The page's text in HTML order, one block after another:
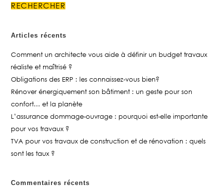
RECHERCHER
Articles récents
Comment un architecte vous aide à définir un budget travaux
réaliste et maîtrisé ?
Obligations des ERP : les connaissez-vous bien?
Rénover énergiquement son bâtiment : un geste pour son
confort… et la planète
L’assurance dommage-ouvrage : pourquoi est-elle importante
pour vos travaux ?
TVA pour vos travaux de construction et de rénovation : quels
sont les taux ?
Commentaires récents